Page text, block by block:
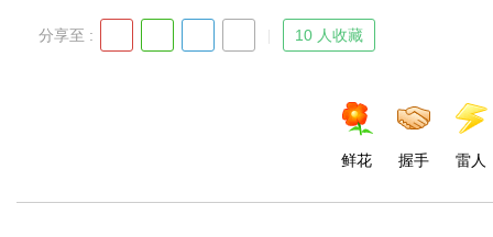
分享至 : 10 人收藏
鲜花 握手 雷人